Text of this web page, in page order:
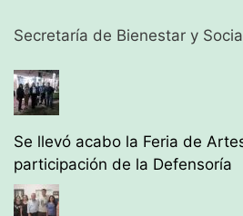
Secretaría de Bienestar y
Se llevó acabo la Feria de
participación de la Defensoría